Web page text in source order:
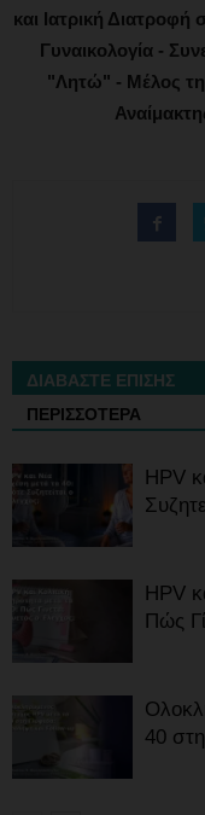
και Ιατρική
Γυναικολογία -
"Λητώ" - Μέλος της
ΔΙΑΒΑΣΤΕ ΕΠΙΣΗΣ
ΠΕΡΙΣΣΟΤΕΡΑ
HPV
HPV
Πώς
40